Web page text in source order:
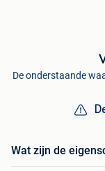
De onderstaande
Wat zijn de